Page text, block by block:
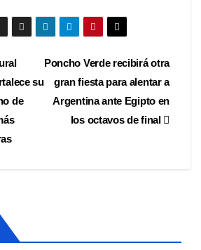
Poncho Verde recibirá otra
gran fiesta para alentar a
Argentina ante Egipto en
los octavos de final
su
de